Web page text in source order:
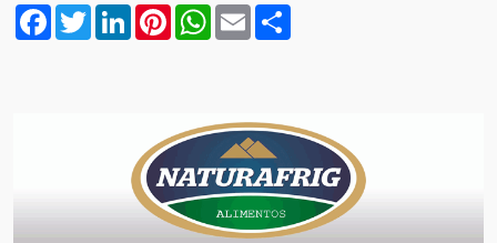
Facebook
TwitterLinkedInPinterestWhatsApp
Email